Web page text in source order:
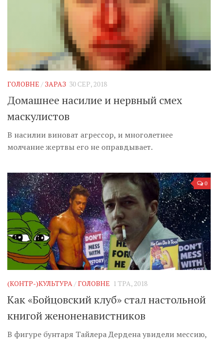
Музика революції
Inter/antinational
ГОЛОВНЕ / ЗАРАЗ 30 СЕР, 2018
Домашнее насилие и нервный смех
маскулистов
В насилии виноват агрессор, и многолетнее
молчание жертвы его не оправдывает.
0
(КОНТР-)КУЛЬТУРА /ГОЛОВНЕ 1 ТРА, 2018
Как «Бойцовский клуб» стал настольной
книгой женоненавистников
В фигуре бунтаря Тайлера Дердена увидели мессию,